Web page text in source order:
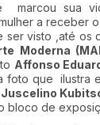
marcou sua
a receber
ser visto ,até os
Moderna
Affonso
foto que ilustra
Juscelino
bloco de